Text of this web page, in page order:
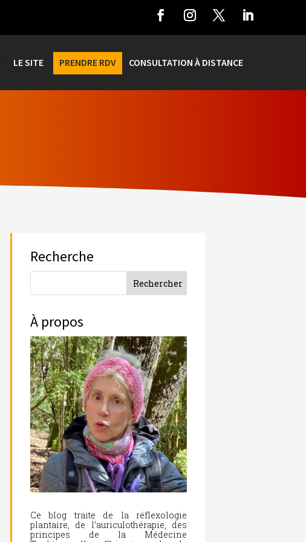
LE SITE PRENDRE RDV CONSULTATION À DISTANCE
Recherche
À propos
Ce blog traite de la réflexologie
plantaire, de l’auriculothérapie, des
principes de la Médecine